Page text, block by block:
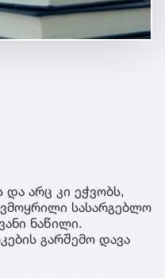
და არც კი ეჭვობს,
სასარგებლო
ნაწილი.
გარშემო დავა